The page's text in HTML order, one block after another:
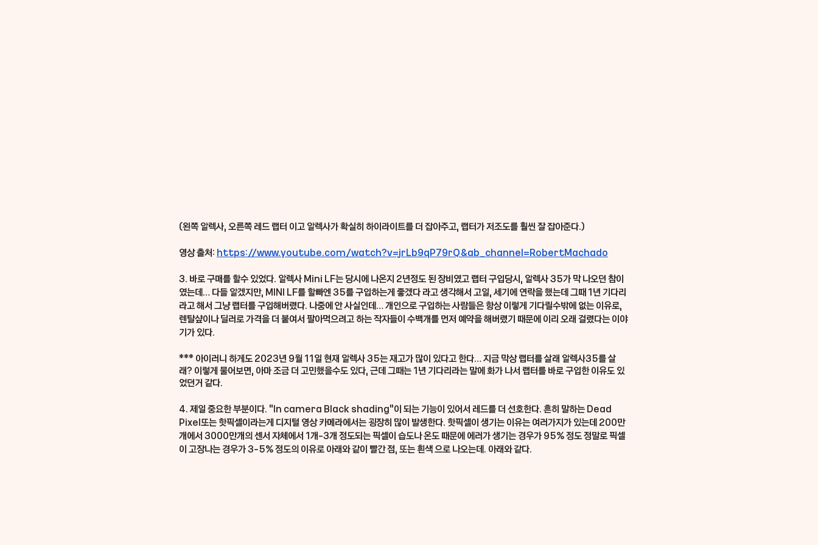
(왼쪽 알렉사, 오른쪽 레드 랩터 이고 알렉사가 확실히 하이라이트를 더 잡아주고, 랩터가 저조도를 훨씬 잘 잡아준다.)
영상 출처: https://www.youtube.com/watch?v=jrLb9qP79rQ&ab_channel=RobertMachado
3. 바로 구매를 할수 있었다. 알렉사 Mini LF는 당시에 나온지 2년정도 된 장비였고 랩터 구입당시, 알렉사 35가 막 나오던 참이
였는데… 다들 알겠지만, MINI LF를 할빠엔 35를 구입하는게 좋겠다 라고 생각해서 고일, 세기에 연락을 했는데 그때 1년 기다리
라고 해서 그냥 랩터를 구입해버렸다. 나중에 안 사실인데… 개인으로 구입하는 사람들은 항상 이렇게 기다릴수밖에 없는 이유로,
렌탈샾이나 딜러로 가격을 더 붙여서 팔아먹으려고 하는 작자들이 수백개를 먼저 예약을 해버렸기 때문에 이리 오래 걸렸다는 이야
기가 있다.
*** 아이러니 하게도 2023년 9월 11일 현재 알렉사 35는 재고가 많이 있다고 한다… 지금 막상 랩터를 살래 알렉사35를 살
래? 이렇게 물어보면, 아마 조금 더 고민했을수도 있다, 근데 그때는 1년 기다리라는 말에 화가 나서 랩터를 바로 구입한 이유도 있
었던거 같다.
4. 제일 중요한 부분이다. “In camera Black shading”이 되는 기능이 있어서 레드를 더 선호한다. 흔히 말하는 Dead
Pixel또는 핫픽셀이라는게 디지털 영상 카메라에서는 굉장히 많이 발생한다. 핫픽셀이 생기는 이유는 여러가지가 있는데 200만
개에서 3000만개의 센서 자체에서 1개-3개 정도되는 픽셀이 습도나 온도 때문에 에러가 생기는 경우가 95% 정도 정말로 픽셀
이 고장나는 경우가 3-5% 정도의 이유로 아래와 같이 빨간 점, 또는 흰색 으로 나오는데. 아래와 같다.